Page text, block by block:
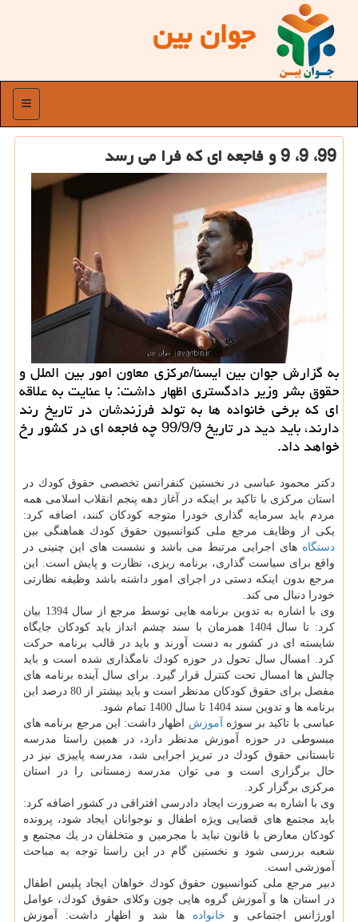
جوان بین
منو
99، 9، 9 و فاجعه ای كه فرا می رسد
به گزارش جوان بین ایسنا/مركزی معاون امور بین الملل و
حقوق بشر وزیر دادگستری اظهار داشت: با عنایت به علاقه
ای كه برخی خانواده ها به تولد فرزندشان در تاریخ رند
دارند، باید دید در تاریخ 99/9/9 چه فاجعه ای در كشور رخ
خواهد داد.
دكتر محمود عباسی در نخستین كنفرانس تخصصی حقوق كودك در
استان مركزی با تاكید بر اینكه در آغاز دهه پنجم انقلاب اسلامی همه
مردم باید سرمایه گذاری خودرا متوجه كودكان كنند، اضافه كرد:
یكی از وظایف مرجع ملی كنوانسیون حقوق كودك هماهنگی بین
دستگاه های اجرایی مرتبط می باشد و نشست های این چنینی در
واقع برای سیاست گذاری، برنامه ریزی، نظارت و پایش است. این
مرجع بدون اینكه دستی در اجرای امور داشته باشد وظیفه نظارتی
خودرا دنبال می كند.
وی با اشاره به تدوین برنامه هایی توسط مرجع از سال 1394 بیان
كرد: تا سال 1404 همزمان با سند چشم انداز باید كودكان جایگاه
شایسته ای در كشور به دست آورند و باید در قالب برنامه حركت
كرد. امسال سال تحول در حوزه كودك نامگذاری شده است و باید
چالش ها امسال تحت كنترل قرار گیرد. برای سال آینده برنامه های
مفصل برای حقوق كودكان مدنظر است و باید بیشتر از 80 درصد این
برنامه ها و تدوین سند 1404 تا سال 1400 تمام شود.
عباسی با تاكید بر سوژه آموزش اظهار داشت: این مرجع برنامه های
مبسوطی در حوزه آموزش مدنظر دارد، در همین راستا مدرسه
تابستانی حقوق كودك در تبریز اجرایی شد، مدرسه پاییزی نیز در
حال برگزاری است و می توان مدرسه زمستانی را در استان
مركزی برگزار كرد.
وی با اشاره به ضرورت ایجاد دادرسی افتراقی در كشور اضافه كرد:
باید مجتمع های قضایی ویژه اطفال و نوجوانان ایجاد شود، پرونده
كودكان معارض با قانون نباید با مجرمین و متخلفان در یك مجتمع و
شعبه بررسی شود و نخستین گام در این راستا توجه به مباحث
آموزشی است.
دبیر مرجع ملی كنوانسیون حقوق كودك خواهان ایجاد پلیس اطفال
در استان ها و آموزش گروه هایی چون وكلای حقوق كودك، عوامل
اورژانس اجتماعی و خانواده ها شد و اظهار داشت: آموزش